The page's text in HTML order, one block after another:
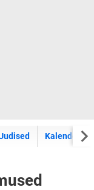
Kalender